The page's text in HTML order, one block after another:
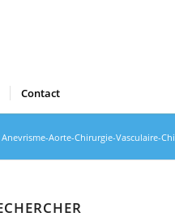
Contact
Anevrisme-Aorte-Chirurgie-Vasculaire-